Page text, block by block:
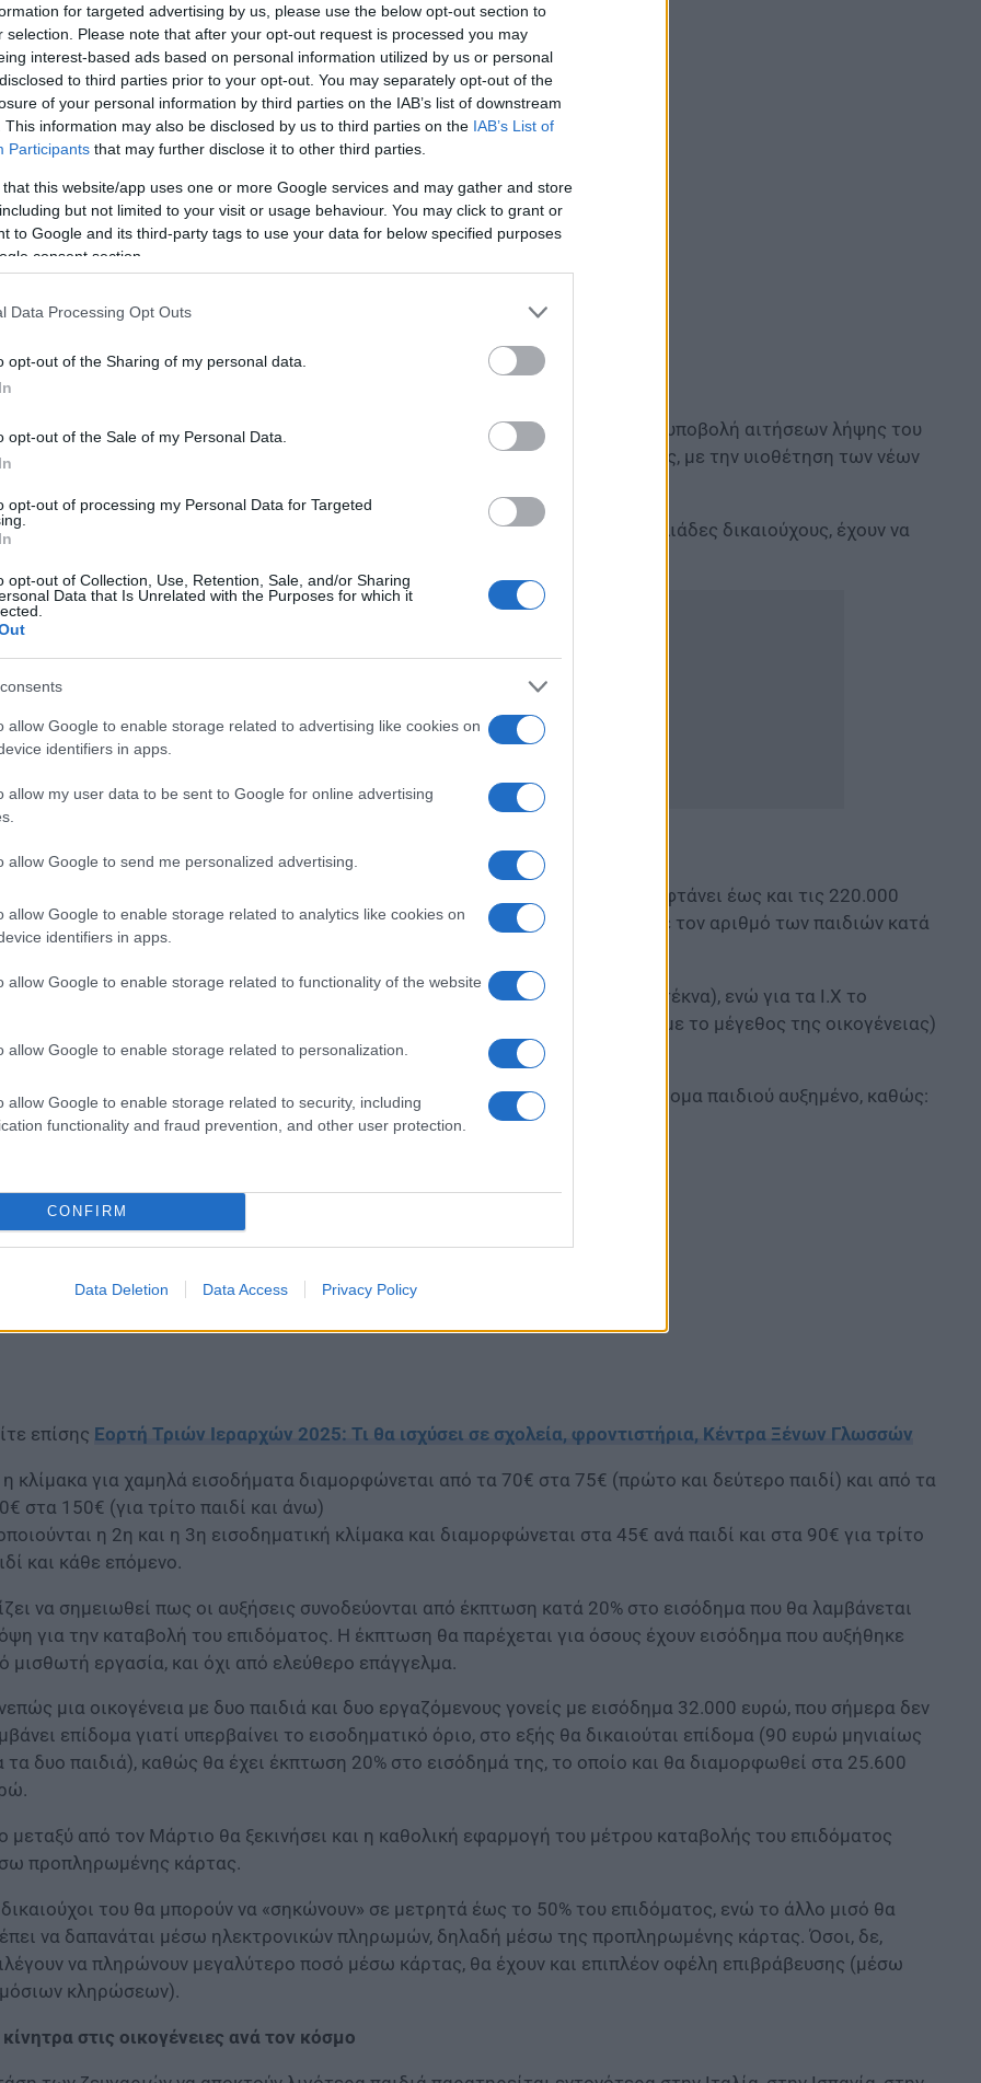
for targeted advertising by us, please use the below opt-out section to
selection. Please note that after your opt-out request is processed you may
interest-based ads based on personal information utilized by us or personal
to third parties prior to your opt-out. You may separately opt-out of the
of your personal information by third parties on the IAB’s list of downstream
This information may also be disclosed by us to third parties on the IAB’s List of
Participants that may further disclose it to other third parties.
that this website/app uses one or more Google services and may gather and store
but not limited to your visit or usage behaviour. You may click to grant or
to Google and its third-party tags to use your data for below specified purposes
consent section.
Data Processing Opt Outs
opt-out of the Sharing of my personal data.
opt-out of the Sale of my Personal Data.
opt-out of processing my Personal Data for Targeted
opt-out of Collection, Use, Retention, Sale, and/or Sharing
Data that Is Unrelated with the Purposes for which it
allow Google to enable storage related to advertising like cookies on
identifiers in apps.
allow my user data to be sent to Google for online advertising
allow Google to send me personalized advertising.
allow Google to enable storage related to analytics like cookies on
identifiers in apps.
allow Google to enable storage related to functionality of the website
allow Google to enable storage related to personalization.
allow Google to enable storage related to security, including
functionality and fraud prevention, and other user protection.
CONFIRM
Data Deletion Data Access Privacy Policy
με το insider, την Τετάρτη 15 Ιανουαρίου έκλεισε η πλατφόρμα για την υποβολή αιτήσεων λήψης του
(Α21) και θα ενεργοποιηθεί εκ νέου τον Μάρτιο για τις νέες αιτήσεις, με την υιοθέτηση των νέων
κριτήρια που προβλέπονται για το επίδομα παιδιού και θα αποκλείουν χιλιάδες δικαιούχους, έχουν να
της ακίνητης περιουσίας, ανάλογα με τον αριθμό των παιδιών, μπορεί να φτάνει έως και τις 220.000
(για δικαιούχους με 4 τέκνα και άνω), καθώς θα προσαυξάνεται ανάλογα με τον αριθμό των παιδιών κατά
ευρώ.
καταθέσεις το όριο αναμένεται να φτάσει τις 25.000 ευρώ (ανάλογα με τα τέκνα), ενώ για τα Ι.Χ το
αντικειμενικής δαπάνης μπορεί να φτάνει στις 20.000 ευρώ (ανάλογα με το μέγεθος της οικογένειας)
τα 1600 κυβικά.
οι δικαιούχοι που θα «διαφύγουν» από τους «κόφτες», θα λάβουν το επίδομα παιδιού αυξημένο, καθώς:
επίσης Εορτή Τριών Ιεραρχών 2025: Τι θα ισχύσει σε σχολεία, φροντιστήρια, Κέντρα Ξένων Γλωσσών
κλίμακα για χαμηλά εισοδήματα διαμορφώνεται από τα 70€ στα 75€ (πρώτο και δεύτερο παιδί) και από τα
στα 150€ (για τρίτο παιδί και άνω)
η 2η και η 3η εισοδηματική κλίμακα και διαμορφώνεται στα 45€ ανά παιδί και στα 90€ για τρίτο
και κάθε επόμενο.
να σημειωθεί πως οι αυξήσεις συνοδεύονται από έκπτωση κατά 20% στο εισόδημα που θα λαμβάνεται
για την καταβολή του επιδόματος. Η έκπτωση θα παρέχεται για όσους έχουν εισόδημα που αυξήθηκε
μισθωτή εργασία, και όχι από ελεύθερο επάγγελμα.
μια οικογένεια με δυο παιδιά και δυο εργαζόμενους γονείς με εισόδημα 32.000 ευρώ, που σήμερα δεν
επίδομα γιατί υπερβαίνει το εισοδηματικό όριο, στο εξής θα δικαιούται επίδομα (90 ευρώ μηνιαίως
τα δυο παιδιά), καθώς θα έχει έκπτωση 20% στο εισόδημά της, το οποίο και θα διαμορφωθεί στα 25.600
μεταξύ από τον Μάρτιο θα ξεκινήσει και η καθολική εφαρμογή του μέτρου καταβολής του επιδόματος
προπληρωμένης κάρτας.
του θα μπορούν να «σηκώνουν» σε μετρητά έως το 50% του επιδόματος, ενώ το άλλο μισό θα
να δαπανάται μέσω ηλεκτρονικών πληρωμών, δηλαδή μέσω της προπληρωμένης κάρτας. Όσοι, δε,
να πληρώνουν μεγαλύτερο ποσό μέσω κάρτας, θα έχουν και επιπλέον οφέλη επιβράβευσης (μέσω
κληρώσεων).
στις οικογένειες ανά τον κόσμο